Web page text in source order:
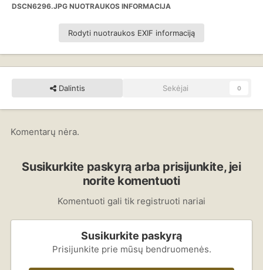
DSCN6296.JPG NUOTRAUKOS INFORMACIJA
Rodyti nuotraukos EXIF informaciją
Dalintis Sekėjai 0
Komentarų nėra.
Susikurkite paskyrą arba prisijunkite, jei
norite komentuoti
Komentuoti gali tik registruoti nariai
Susikurkite paskyrą
Prisijunkite prie mūsų bendruomenės.